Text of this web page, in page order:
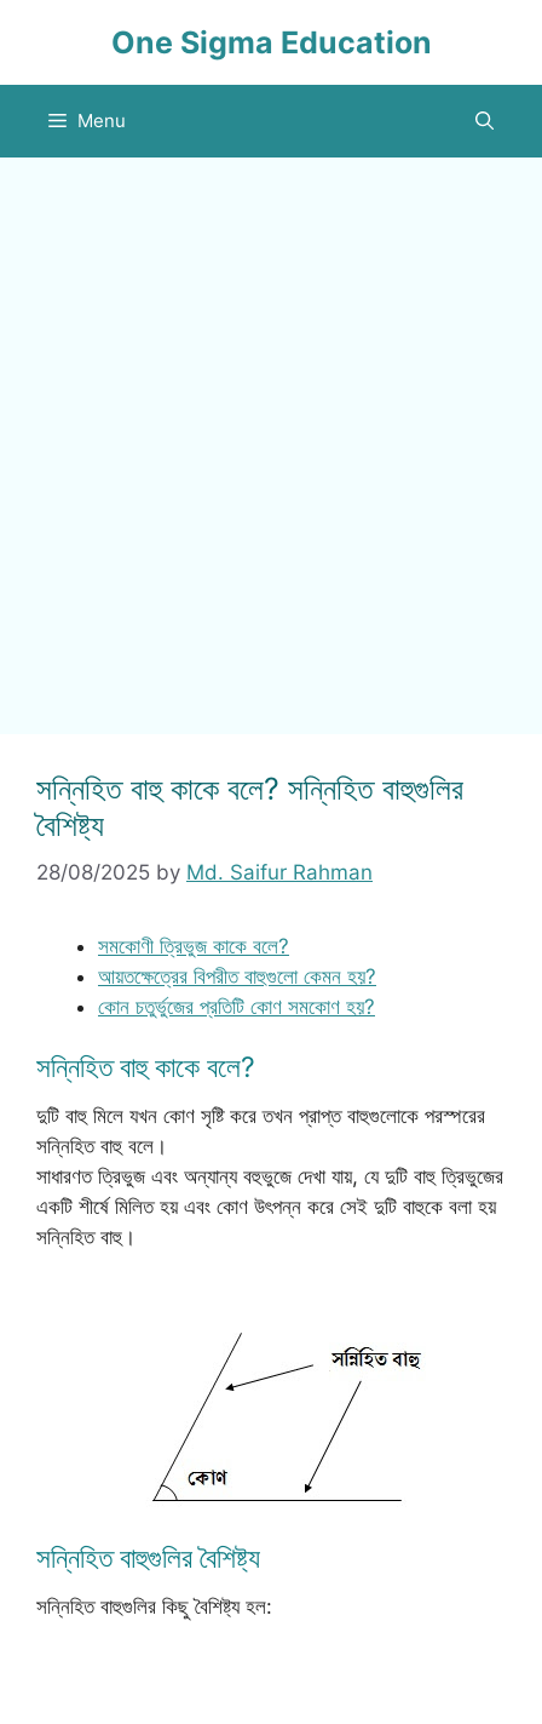
One Sigma Education
Menu
সন্নিহিত বাহু কাকে বলে? সন্নিহিত বাহুগুলির
বৈশিষ্ট্য
28/08/2025 by Md. Saifur Rahman
সমকোণী ত্রিভুজ কাকে বলে?
আয়তক্ষেত্রের বিপরীত বাহুগুলো কেমন হয়?
কোন চতুর্ভুজের প্রতিটি কোণ সমকোণ হয়?
সন্নিহিত বাহু কাকে বলে?
দুটি বাহু মিলে যখন কোণ সৃষ্টি করে তখন প্রাপ্ত বাহুগুলোকে পরস্পরের
সন্নিহিত বাহু বলে।
সাধারণত ত্রিভুজ এবং অন্যান্য বহুভুজে দেখা যায়, যে দুটি বাহু ত্রিভুজের
একটি শীর্ষে মিলিত হয় এবং কোণ উৎপন্ন করে সেই দুটি বাহুকে বলা হয়
সন্নিহিত বাহু।
সন্নিহিত বাহুগুলির বৈশিষ্ট্য
সন্নিহিত বাহুগুলির কিছু বৈশিষ্ট্য হল: